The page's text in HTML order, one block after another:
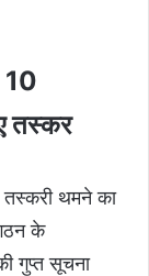
10
तस्कर
तस्करी थमने का
के
गुप्त सूचना